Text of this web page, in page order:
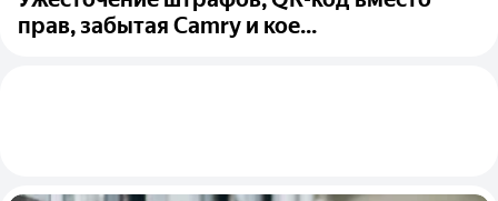
прав, забытая Camry и кое...